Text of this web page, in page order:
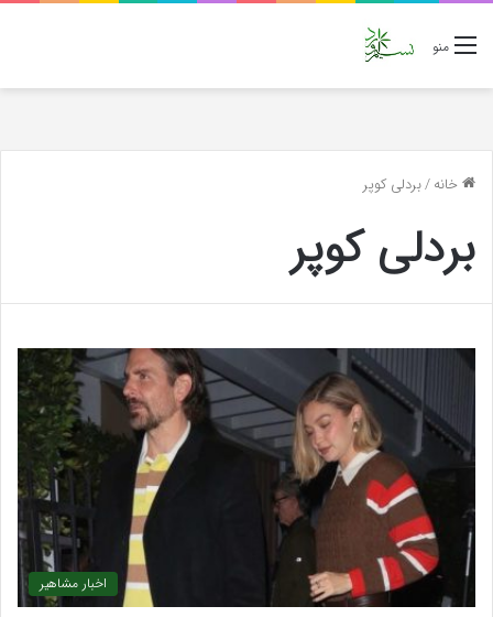
منو
خانه/بردلی کوپر
بردلی کوپر
اخبار مشاهیر